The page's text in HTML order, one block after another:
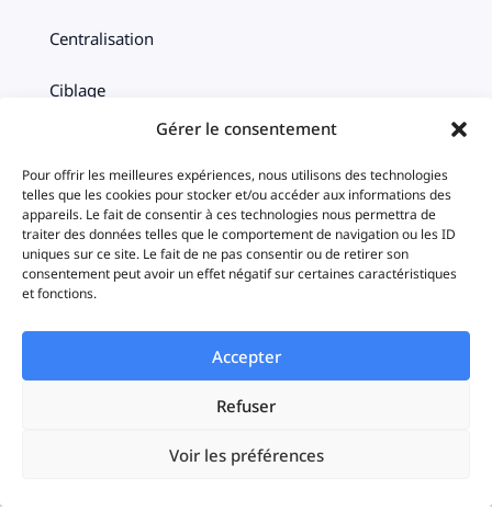
Gérer le consentement
Pour offrir les meilleures expériences, nous utilisons des technologies
telles que les cookies pour stocker et/ou accéder aux informations des
appareils. Le fait de consentir à ces technologies nous permettra de
traiter des données telles que le comportement de navigation ou les ID
uniques sur ce site. Le fait de ne pas consentir ou de retirer son
consentement peut avoir un effet négatif sur certaines caractéristiques
et fonctions.
Accepter
Refuser
Voir les préférences
Centralisation
Ciblage
Statistiques
iAds
Solutions